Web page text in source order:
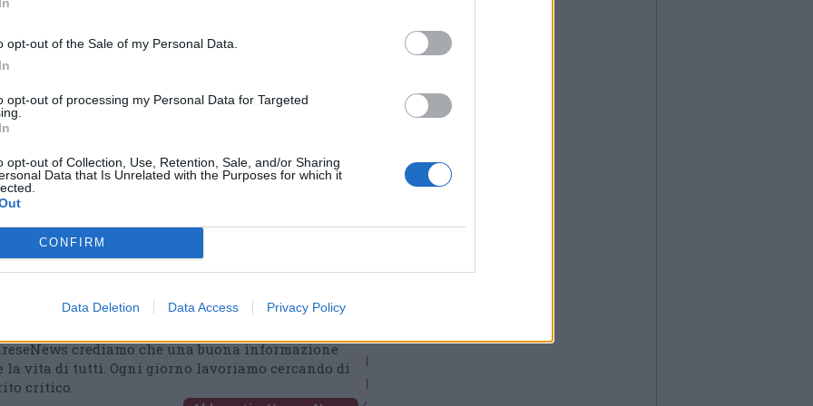
opt-out of the Sale of my Personal Data.
opt-out of processing my Personal Data for Targeted
opt-out of Collection, Use, Retention, Sale, and/or Sharing
Data that Is Unrelated with the Purposes for which it
CONFIRM
Data Deletion Data Access Privacy Policy
un servizio di orientamento
intraprendere in futuro una carriera di
Tutti gli eventi
diagostoa Materia
crediamo che una buona informazione
vita di tutti. Ogni giorno lavoriamo cercando di
critico.